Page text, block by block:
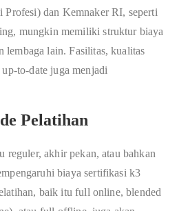
Profesi) dan Kemnaker RI, seperti
mungkin memiliki struktur biaya
lembaga lain. Fasilitas, kualitas
to-date juga menjadi
Pelatihan
reguler, akhir pekan, atau bahkan
biaya sertifikasi k3
baik itu full online, blended